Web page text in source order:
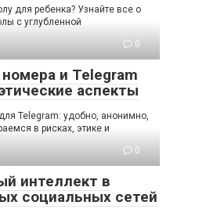
для ребенка? Узнайте все о
с углубленной
0
и Telegram
аспекты
Telegram: удобно, анонимно,
в рисках, этике и
0
интеллект в
социальных сетей